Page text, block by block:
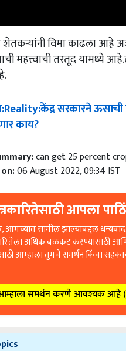
शेतकऱ्यांनी विमा काढला आहे
महत्त्वाची तरतूद यामध्ये
:Reality:केंद्रसरकारनेऊसाची
काय?
can get 25 percent
06 August 2022, 09:34 IST
आपला
आमच्यात सामील झाल्याबद्दल
अधिक बळकट करण्यासाठी
आम्हाला तुमचे समर्थन किंवा
समर्थन करणे आवश्यक आहे